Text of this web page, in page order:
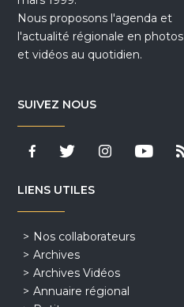
Nous proposons l'agenda et
l'actualité régionale en photos
et vidéos au quotidien.
SUIVEZ NOUS
LIENS UTILES
Nos collaborateurs
Archives
Archives Vidéos
Annuaire régional